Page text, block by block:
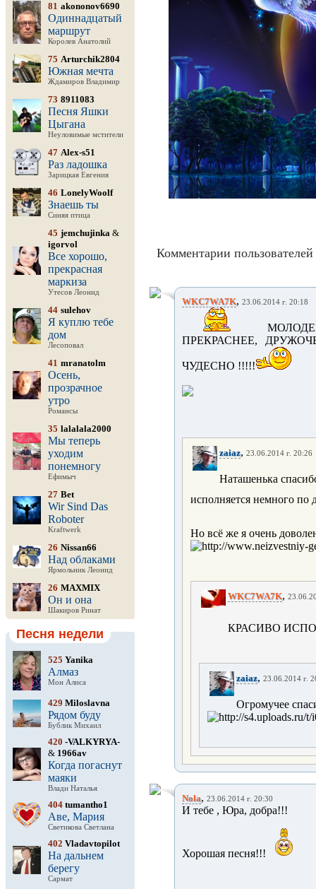
81 akononov6690
Одиннадцатый
маршрут
Королев Анатолий
75 Arturchik2804
Южная мечта
Ждамиров Владимир
73 8911083
Песня Яшки
Цыгана
Неуловимые мстители
47 Alex-s51
Раз ладошка
Зарицкая Евгения
46 LonelyWoolf
Знаешь ты
Синяя птица
45 jemchujinka &
igorvol
Все хорошо,
прекрасная
маркиза
Утесов Леонид
44 sulehov
Я куплю тебе
дом
Лесоповал
41 mranatolm
Осень,
прозрачное
утро
Романсы
35 lalalala2000
Мы теперь
уходим
понемногу
Ефимыч
27 Bet
Wir Sind Das
Roboter
Kraftwerk
26 Nissan66
Над облаками
Ярмольник Леонид
26 MAXMIX
Он и она
Шакиров Ринат
Песня недели
525 Yanika
Алмаз
Мон Алиса
429 Miloslavna
Рядом буду
Бублик Михаил
420 -VALKYRYA-
& 1966av
Когда погаснут
маяки
Влади Наталья
404 tumantho1
Аве, Мария
Светикова Светлана
402 Vladavtopilot
На дальнем
берегу
Сармат
Комментарии
WKC7WA7K, 23.06.2014 г. 20:18
ПРЕКРАСНЕЕ,
ЧУДЕСНО !!!!!
zaiaz, 23.06.2014 г. 20:26
Наташенька
исполняется немного по
Но всё же я очень
WKC7WA7K,
КРАСИВО
zaiaz, 23.06.2014 г.
Огромучее
Nola, 23.06.2014 г. 20:30
И тебе , Юра, добра!!!
Хорошая песня!!!